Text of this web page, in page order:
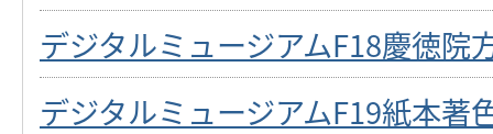
デジタルミュージアムF18慶徳院
デジタルミュージアムF19紙本著